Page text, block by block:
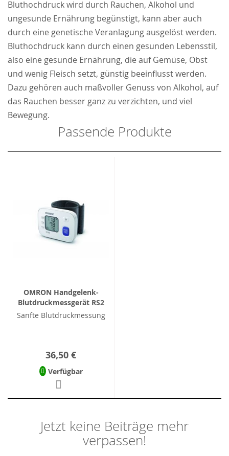
Bluthochdruck wird durch Rauchen, Alkohol und
ungesunde Ernährung begünstigt, kann aber auch
durch eine genetische Veranlagung ausgelöst werden.
Bluthochdruck kann durch einen gesunden Lebensstil,
also eine gesunde Ernährung, die auf Gemüse, Obst
und wenig Fleisch setzt, günstig beeinflusst werden.
Dazu gehören auch maßvoller Genuss von Alkohol, auf
das Rauchen besser ganz zu verzichten, und viel
Bewegung.
Passende Produkte
OMRON Handgelenk-
Blutdruckmessgerät RS2
Sanfte Blutdruckmessung
36,50 €
Verfügbar
Jetzt keine Beiträge mehr
verpassen!